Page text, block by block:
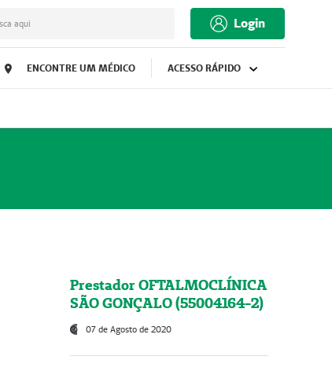
aqui Login
ENCONTRE UM MÉDICO ACESSO RÁPIDO
Prestador OFTALMOCLÍNICA
SÃO GONÇALO (55004164-2)
07 de Agosto de 2020